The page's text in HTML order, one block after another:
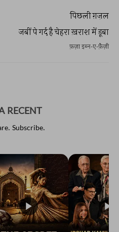
पिछली ग़ज़ल
जबीं पे गर्द है चेहरा ख़राश में डूबा
फ़ज़ा इब्न-ए-फ़ैज़ी
RECENT
Subscribe.